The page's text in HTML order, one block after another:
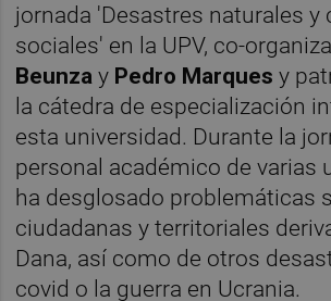
jornada 'Desastres naturales y
sociales' en la UPV, co-
Beunza y Pedro Marques y
la cátedra de especialización
esta universidad. Durante la
personal académico de varias
ha desglosado problemáticas
ciudadanas y territoriales
Dana, así como de otros
covid o la guerra en Ucrania.